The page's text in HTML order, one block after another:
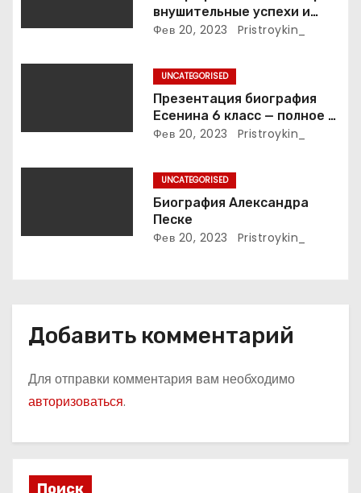
внушительные успехи и
интимные подробности
Фев 20, 2023 Pristroykin_
UNCATEGORISED
Презентация биография
Есенина 6 класс — полное и
подробное описание жизни
Фев 20, 2023 Pristroykin_
UNCATEGORISED
Биография Александра
Песке
Фев 20, 2023 Pristroykin_
Добавить комментарий
Для отправки комментария вам необходимо
авторизоваться.
Поиск